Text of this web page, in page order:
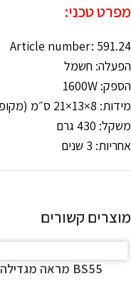
מפרט טכני:
Article number: 591.24
הפעלה: חשמל
הספק: 1600W
מידות: ‎21×13×8 ס״מ (מקופל)
משקל: 430 גרם
אחריות: 3 שנים
מוצרים קשורים
BS55 מראה מגדילה